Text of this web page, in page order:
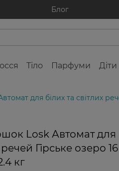
Блог
Тіло Парфуми Діти
для білих та світлих
Losk Автомат для
речей Гірське озеро 16
кг